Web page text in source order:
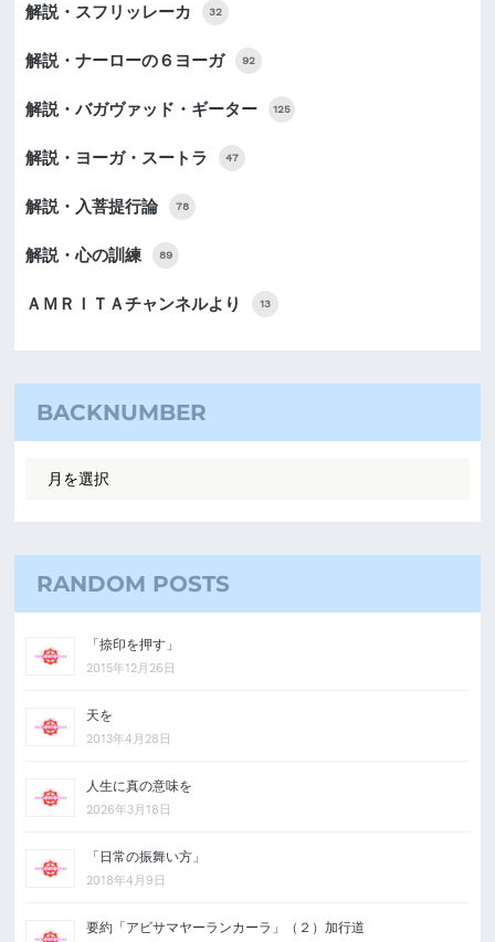
解説・スフリッレーカ 32
解説・ナーローの６ヨーガ 92
解説・バガヴァッド・ギーター 125
解説・ヨーガ・スートラ 47
解説・入菩提行論 78
解説・心の訓練 89
ＡＭＲＩＴＡチャンネルより 13
BACKNUMBER
RANDOM POSTS
「捺印を押す」
2015年12月26日
天を
2013年4月28日
人生に真の意味を
2026年3月18日
「日常の振舞い方」
2018年4月9日
要約「アビサマヤーランカーラ」（２）加行道